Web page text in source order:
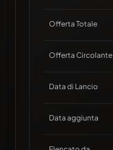
Offerta Totale
Offerta Circolante
Data di Lancio
Data aggiunta